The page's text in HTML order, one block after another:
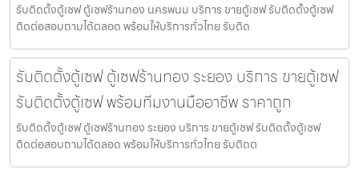
รับติดตั้งตู้เซฟ ตู้เซฟร้านทอง นครพนม บริการ ขายตู้เซฟ รับติดตั้งตู้เซฟ
ติดต่อสอบถามได้ตลอด พร้อมให้บริการทั่วไทย รับติด
รับติดตั้งตู้เซฟ ตู้เซฟร้านทอง ระยอง บริการ ขายตู้เซฟ
รับติดตั้งตู้เซฟ พร้อมทีมงานมืออาชีพ ราคาถูก
รับติดตั้งตู้เซฟ ตู้เซฟร้านทอง ระยอง บริการ ขายตู้เซฟ รับติดตั้งตู้เซฟ
ติดต่อสอบถามได้ตลอด พร้อมให้บริการทั่วไทย รับติดต